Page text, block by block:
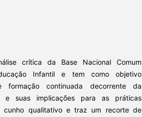
crítica da Base Nacional Comum
Infantil e tem como objetivo
formação continuada decorrente da
e suas implicações para as práticas
cunho qualitativo e traz um recorte de